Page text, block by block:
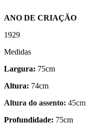
ANO DE CRIAÇÃO
1929
Medidas
Largura: 75cm
Altura: 74cm
Altura do assento: 45cm
Profundidade: 75cm